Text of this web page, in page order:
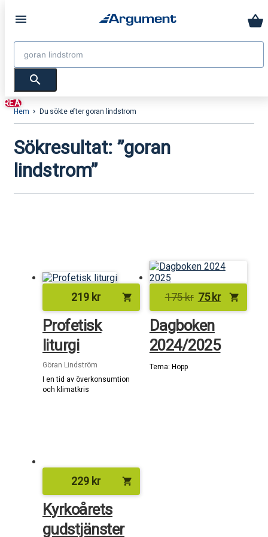
menu
Sök
efter:
search
Hem keyboard_arrow_right Du sökte efter goran lindstrom
Sökresultat: ”goran
lindstrom”
219 kr shopping_cart
Profetisk
liturgi
Göran Lindström
I en tid av överkonsumtion
och klimatkris
REA!
175kr Det
ursprungliga
priset
var:
175 kr.
75 krDet
är:
75 kr.
shopping_cart
Dagboken
2024/2025
Tema: Hopp
229 kr shopping_cart
Kyrkoårets
gudstjänster